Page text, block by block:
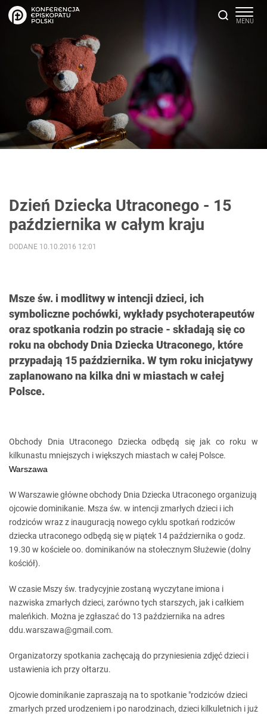
Dzień Dziecka Utraconego - 15
października w całym kraju
Msze św. i modlitwy w intencji dzieci, ich
symboliczne pochówki, wykłady psychoterapeutów
oraz spotkania rodzin po stracie - składają się co
roku na obchody Dnia Dziecka Utraconego, które
przypadają 15 października. W tym roku inicjatywy
zaplanowano na kilka dni w miastach w całej
Polsce.
DODANE 10.10.2016 12:01
Obchody Dnia Utraconego Dziecka odbędą się jak co roku w
kilkunastu mniejszych i większych miastach w całej Polsce.
Warszawa
W Warszawie główne obchody Dnia Dziecka Utraconego organizują
ojcowie dominikanie. Msza św. w intencji zmarłych dzieci i ich
rodziców wraz z inauguracją nowego cyklu spotkań rodziców
dziecka utraconego odbędą się w piątek 14 października o godz.
19.30 w kościele oo. dominikanów na stołecznym Służewie (dolny
kościół).
W czasie Mszy św. tradycyjnie zostaną wyczytane imiona i
nazwiska zmarłych dzieci, zarówno tych starszych, jak i całkiem
maleńkich. Można je zgłaszać do 13 października na adres
ddu.warszawa@gmail.com.
Organizatorzy spotkania zachęcają do przyniesienia zdjęć dzieci i
ustawienia ich przy ołtarzu.
Ojcowie dominikanie zapraszają na to spotkanie "rodziców dzieci
zmarłych przed urodzeniem i po narodzinach, dzieci kilkuletnich i już